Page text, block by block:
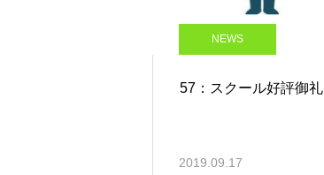
NEWS
57：スクール好評御礼
2019.09.17